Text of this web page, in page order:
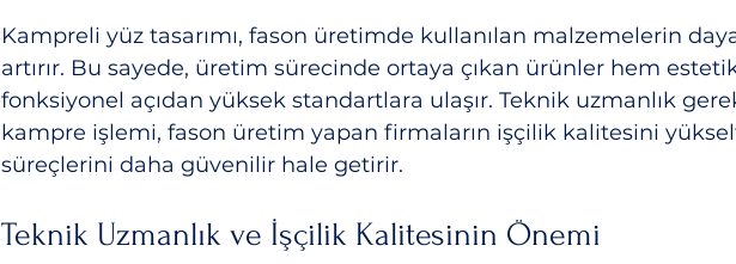
Kampreli yüz tasarımı, fason üretimde kullanılan malzemelerin
artırır. Bu sayede, üretim sürecinde ortaya çıkan ürünler hem
fonksiyonel açıdan yüksek standartlara ulaşır. Teknik uzmanlık
kampre işlemi, fason üretim yapan firmaların işçilik kalitesini
süreçlerini daha güvenilir hale getirir.
Teknik Uzmanlık ve İşçilik Kalitesinin Önemi